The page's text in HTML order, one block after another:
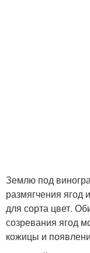
Землю под
размягчения
для сорта цвет.
созревания ягод
кожицы и